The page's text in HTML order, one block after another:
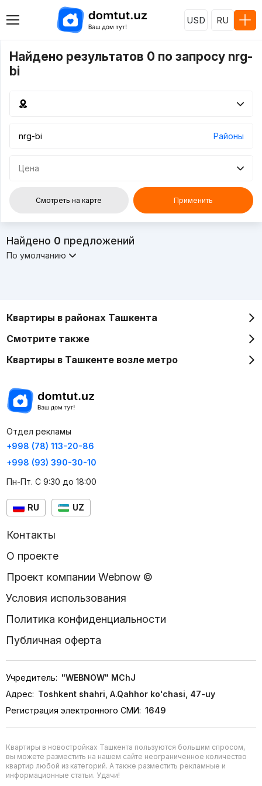
USD RU
Найдено результатов 0 по запросу nrg-
bi
Районы
Цена
Смотреть на карте Применить
Найдено 0 предложений
По умолчанию
Квартиры в районах Ташкента
Смотрите также
Квартиры в Ташкенте возле метро
Отдел рекламы
+998 (78) 113-20-86
+998 (93) 390-30-10
Пн-Пт. С 9:30 до 18:00
RU UZ
Контакты
О проекте
Проект компании Webnow ©
Условия использования
Политика конфиденциальности
Публичная оферта
Учредитель: "WEBNOW" MChJ
Адрес: Toshkent shahri, A.Qahhor ko'chasi, 47-uy
Регистрация электронного СМИ: 1649
Квартиры в новостройках Ташкента пользуются большим спросом,
вы можете разместить на нашем сайте неограниченное количество
квартир любой из категорий. А также разместить рекламные и
информационные статьи. Удачи!